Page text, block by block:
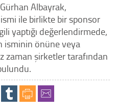
Albayrak,
ile birlikte bir sponsor
yaptığı değerlendirmede,
isminin önüne veya
zaman şirketler tarafından